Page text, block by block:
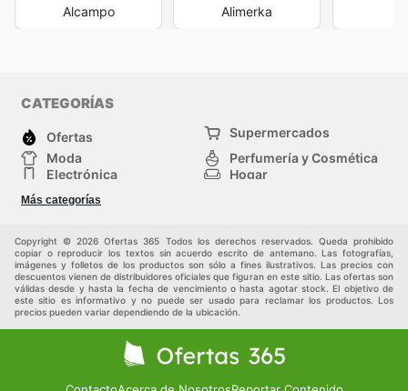
Alcampo Alimerka
CATEGORÍAS
Ofertas
Supermercados
Moda
Perfumería y Cosmética
Electrónica
Hogar
Deporte
Juguetes y bebés
Más categorías
Copyright © 2026 Ofertas 365 Todos los derechos reservados. Queda prohibido
copiar o reproducir los textos sin acuerdo escrito de antemano. Las fotografías,
imágenes y folletos de los productos son sólo a fines ilustrativos. Las precios con
descuentos vienen de distribuidores oficiales que figuran en este sitio. Las ofertas son
válidas desde y hasta la fecha de vencimiento o hasta agotar stock. El objetivo de
este sitio es informativo y no puede ser usado para reclamar los productos. Los
precios pueden variar dependiendo de la ubicación.